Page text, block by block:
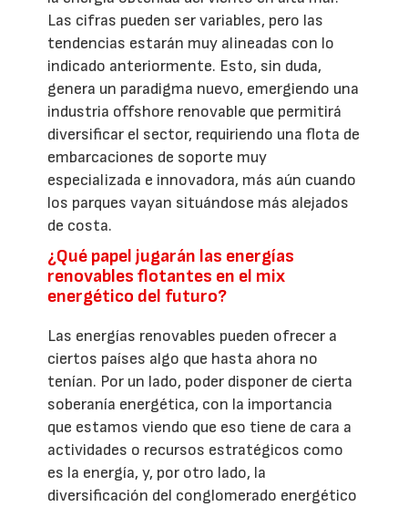
Las cifras pueden ser variables, pero las
tendencias estarán muy alineadas con lo
indicado anteriormente. Esto, sin duda,
genera un paradigma nuevo, emergiendo una
industria offshore renovable que permitirá
diversificar el sector, requiriendo una flota de
embarcaciones de soporte muy
especializada e innovadora, más aún cuando
los parques vayan situándose más alejados
de costa.
¿Qué papel jugarán las energías
renovables flotantes en el mix
energético del futuro?
Las energías renovables pueden ofrecer a
ciertos países algo que hasta ahora no
tenían. Por un lado, poder disponer de cierta
soberanía energética, con la importancia
que estamos viendo que eso tiene de cara a
actividades o recursos estratégicos como
es la energía, y, por otro lado, la
diversificación del conglomerado energético